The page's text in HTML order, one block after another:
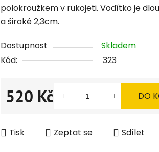
polokroužkem v rukojeti. Vodítko je
a široké 2,3cm.
Dostupnost
Skladem
Kód:
323
520 Kč
Měrná cena:
DO
Tisk Zeptat se Sdílet